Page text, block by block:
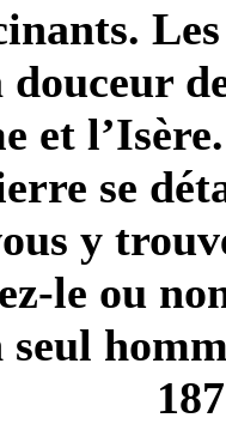
et l’Isère
se
y
le ou